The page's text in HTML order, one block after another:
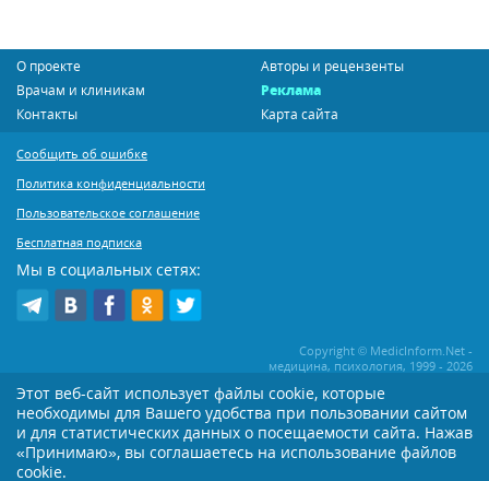
О проекте
Авторы и рецензенты
Врачам и клиникам
Реклама
Контакты
Карта сайта
Сообщить об ошибке
Политика конфиденциальности
Пользовательское соглашение
Бесплатная подписка
Мы в социальных сетях:
Copyright © MedicInform.Net -
медицина, психология, 1999 - 2026
Копирование или иное распространение статей нашего сайта строго
воспрещается. Копирование раздела "Новости" допускается при наличии
активной открытой для поисковиков ссылки на MedicInform.Net
Материалы на сайте представлены в справочных целях. Редакция не всегда
Этот веб-сайт использует файлы cookie, которые
необходимы для Вашего удобства при пользовании сайтом
и для статистических данных о посещаемости сайта. Нажав
«Принимаю», вы соглашаетесь на использование файлов
cookie.